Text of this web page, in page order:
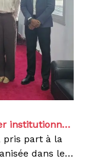
Action Damien participe au plaidoyer institutionnel du consortium HICO pour le programme quinquennal 2027–2031
pris part à la
visite de plaidoyer institutionnel organisée dans le cadre de la formulation du programme quinquennal 2027–2031 de la Health Impact Coalition (HICO), cofinancé par la Coopération belge au développement (DGD).La rencontre s’est tenue au Secrétariat Général à la Santé Publique, Hygiène et Prévoyance Sociale à Kinshasa, en présence des autorités sanitaires nationales.Représentée par le Dr Patrick Tshey, Médecin Superviseur National, aux côtés de la délégation conduite par MEMISA Belgique et de Handicap International.Cette démarche visait à solliciter l’appui institutionnel du Ministère de la Santé Publique, Hygiène et Prévoyance Sociale en faveur du futur programme quinquennal HICO 2027–2031, actuellement en cours de formulation.Le consortium Health Impact Coalition constitue un cadre de concertation regroupant huit organisations non gouvernementales internationales actives dans le secteur de la santé en RDC : Action Damien, Chaîne de l’Espoir Belgique, Handicap International undefined Humanity & Inclusion, Light for the World, Médecins du Monde, Médecins Sans Vacances, MEMISA,Viva Salud.Un programme aligné sur les priorités nationales de santéLe programme HICO 2027–2031 s’inscrit en cohérence avec :Le Plan National de Développement Sanitaire et de la Prévoyance Sociale (PNDS-PS 2024–2033) ;Le Plan Stratégique National de la Couverture Santé Universelle (PSN-CSU).Son ambition est de contribuer à l’amélioration de l’état de santé et du bien-être des populations dans les zones d’intervention ciblées grâce à un accès plus équitable à des services de santé de qualité, inclusifs et résilients.L’intervention proposée repose sur cinq axes stratégiques interdépendants :Renforcement de l’offre de soins et amélioration de la qualité des services ;Promotion de l’équité et de l’inclusion dans l’accès aux soins ;Renforcement de la gouvernance sanitaire et de la redevabilité ;Autonomisation communautaire et stimulation de la demande de soins ;Gestion des connaissances et production de données probantes pour la décision.Notre participation à cette initiative s’inscrit dans la continuité de notre engagement en faveur du renforcement des systèmes de santé, en complément de notre expertise reconnue dans la lutte contre la tuberculose, la lèpre et les maladies tropicales négligées. À travers cette coalition, nous mettons cette expérience au service d’une approche concertée visant à renforcer durablement les services de santé et à améliorer l’accès aux soins pour les populations les plus vulnérables.Par cette initiative, le consortium HICO réaffirme sa volonté d’accompagner le Gouvernement congolais dans l’atteinte des objectifs de Couverture Santé Universelle et des Objectifs de Développement Durable liés à la santé.Nous demeurons engagées aux côtés des autorités sanitaires et de ses partenaires pour contribuer à un système de santé plus équitable, inclusif et performant en République Démocratique du Congo.